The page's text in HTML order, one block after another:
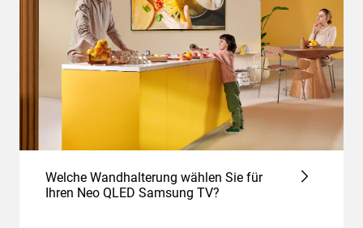
Welche Wandhalterung wählen Sie für
Ihren Neo QLED Samsung TV?